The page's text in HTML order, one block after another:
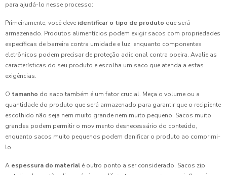
para ajudá-lo nesse processo:
Primeiramente, você deve identificar o tipo de produto que será
armazenado. Produtos alimentícios podem exigir sacos com propriedades
específicas de barreira contra umidade e luz, enquanto componentes
eletrônicos podem precisar de proteção adicional contra poeira. Avalie as
características do seu produto e escolha um saco que atenda a estas
exigências.
O tamanho do saco também é um fator crucial. Meça o volume ou a
quantidade do produto que será armazenado para garantir que o recipiente
escolhido não seja nem muito grande nem muito pequeno. Sacos muito
grandes podem permitir o movimento desnecessário do conteúdo,
enquanto sacos muito pequenos podem danificar o produto ao comprimi-
lo.
A espessura do material é outro ponto a ser considerado. Sacos zip